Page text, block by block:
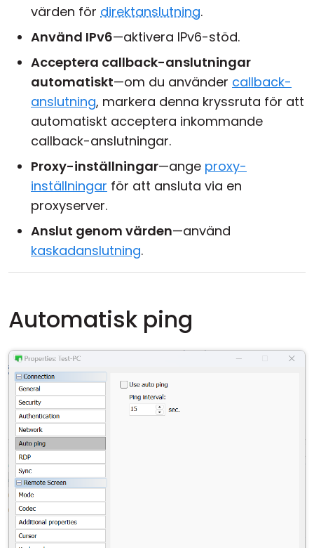
värden för direktanslutning.
Använd IPv6—aktivera IPv6-stöd.
Acceptera callback-anslutningar
automatiskt—om du använder callback-
anslutning, markera denna kryssruta för att
automatiskt acceptera inkommande
callback-anslutningar.
Proxy-inställningar—ange proxy-
inställningar för att ansluta via en
proxyserver.
Anslut genom värden—använd
kaskadanslutning.
Automatisk ping